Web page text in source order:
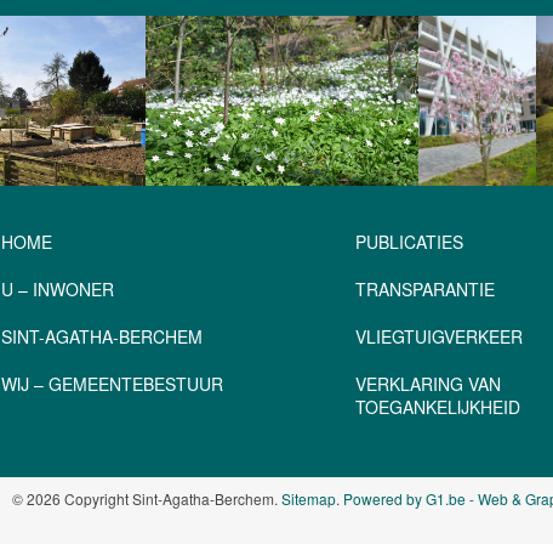
HOME
U – INWONER
SINT-AGATHA-BERCHEM
WIJ – GEMEENTEBESTUUR
PUBLICATIES
TRANSPARANTIE
VLIEGTUIGVERKEER
VERKLARING VAN
TOEGANKELIJKHEID
© 2026 Copyright Sint-Agatha-Berchem. Sitemap. Powered by G1.be - Web &